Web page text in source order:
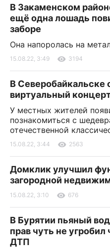
В Закаменском
ещё одна лошадь
заборе
Она напоролась на
15.08.22, 3:49 3194
В Северобайкальске
виртуальный
У местных жителей
познакомиться с
отечественной
15.08.22, 3:44 2563
Домклик улучшил
загородной
15.08.22, 3:10 676
В Бурятии пьяный
прав чуть не угробил
ДТП